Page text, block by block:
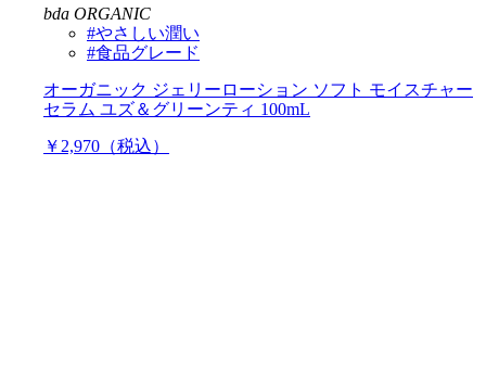
bda ORGANIC
#やさしい潤い
#食品グレード
オーガニック ジェリーローション ソフト モイスチャー
セラム ユズ＆グリーンティ 100mL
￥2,970（税込）